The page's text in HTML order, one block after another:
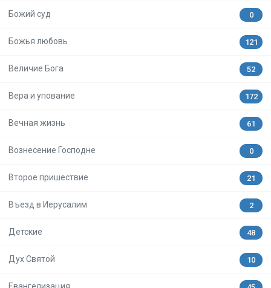
Божий суд 0
Божья любовь 121
Величие Бога 52
Вера и упование 172
Вечная жизнь 61
Вознесение Господне 0
Второе пришествие 21
Въезд в Иерусалим 2
Детские 48
Дух Святой 10
Евангелизация